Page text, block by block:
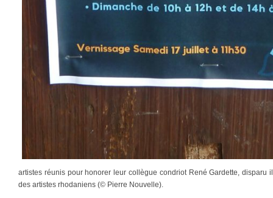
artistes réunis pour honorer leur collègue condriot René Gardette, disparu
des artistes rhodaniens (© Pierre Nouvelle).